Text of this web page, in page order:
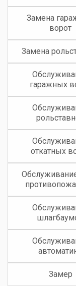
Замена
ворот
Замена
гаражных
откатных
Замер